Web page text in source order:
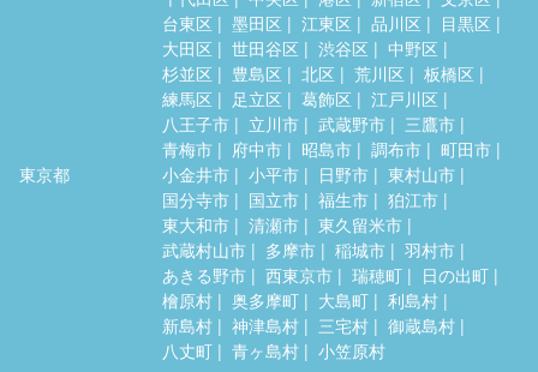
東京都
台東区
墨田区 江東区 品川区
目黒区
大田区
世田谷区 渋谷区
中野区
杉並区
豊島区 北区 荒川区
板橋区
練馬区
足立区 葛飾区
江戸川区
八王子市
立川市 武蔵野市
三鷹市
青梅市
府中市 昭島市 調布市
町田市
小金井市
小平市 日野市
東村山市
国分寺市
国立市 福生市
狛江市
東大和市
清瀬市
東久留米市
武蔵村山市
多摩市 稲城市
羽村市
あきる野市
西東京市 瑞穂町
日の出町
檜原村
奥多摩町 大島町
利島村
新島村
神津島村 三宅村
御蔵島村
八丈町
青ヶ島村 小笠原村